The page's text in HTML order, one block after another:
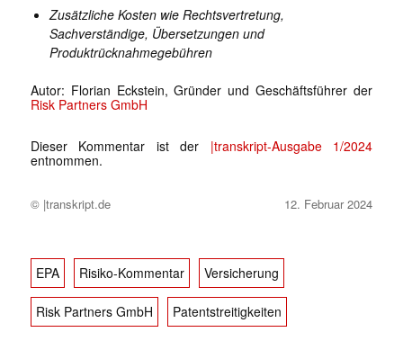
Zusätzliche Kosten wie Rechtsvertretung,
Sachverständige, Übersetzungen und
Produktrücknahmegebühren
Autor: Florian Eckstein, Gründer und Geschäftsführer der
Risk Partners GmbH
Dieser Kommentar ist der |transkript-Ausgabe 1/2024
entnommen.
© |transkript.de 12. Februar 2024
EPA Risiko-Kommentar Versicherung
Risk Partners GmbH Patentstreitigkeiten